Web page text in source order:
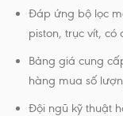
Đáp ứng bộ lọc
piston, trục vít,
Bảng giá cung
hàng mua số
Đội ngũ kỹ thuật